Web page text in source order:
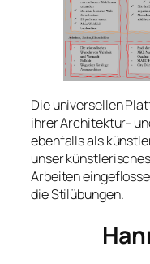
Die universellen
ihrer Architektur-
ebenfalls als
unser
Arbeiten
die Stilübungen.